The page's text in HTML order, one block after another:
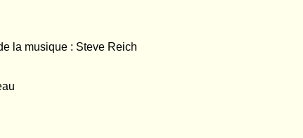
la musique : Steve Reich